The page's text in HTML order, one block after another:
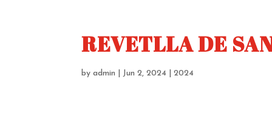
REVETLLA DE
byadmin Jun 2, 2024 |2024